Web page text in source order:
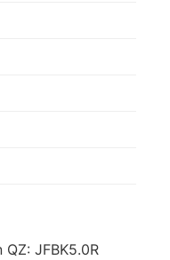
JFBK5.0R